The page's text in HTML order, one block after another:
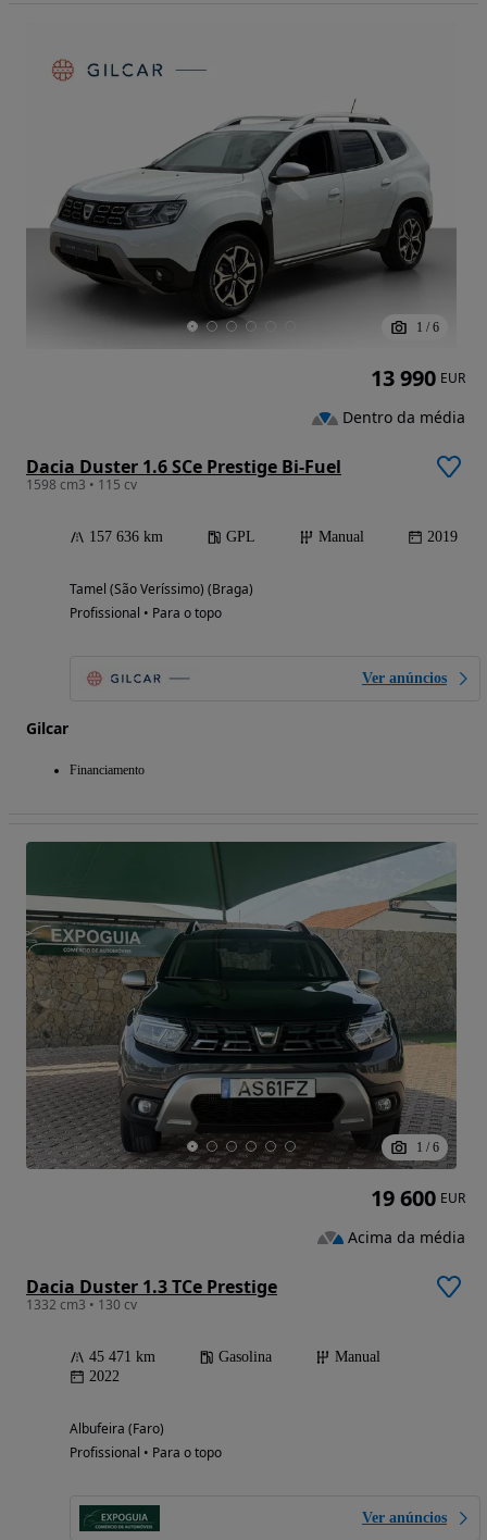
1 / 6
Dacia Duster 1.6 SCe Prestige Bi-Fuel
1598 cm3 • 115 cv
157 636 km GPL Manual 2019
Tamel (São Veríssimo) (Braga)
Profissional • Para o topo
Ver anúncios
Gilcar
Financiamento
13 990 EUR
Dentro da média
1 / 6
Dacia Duster 1.3 TCe Prestige
1332 cm3 • 130 cv
45 471 km Gasolina
Manual
2022
Albufeira (Faro)
Profissional • Para o topo
Ver anúncios
19 600 EUR
Acima da média